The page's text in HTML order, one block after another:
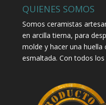
QUIENES SOMOS
Somos ceramistas
en arcilla tierna, para
molde y hacer una huella
esmaltada. Con todos